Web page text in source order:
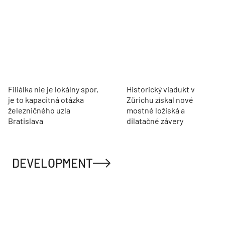
Filiálka nie je lokálny spor,
je to kapacitná otázka
železničného uzla
Bratislava
Historický viadukt v
Zürichu získal nové
mostné ložiská a
dilatačné závery
DEVELOPMENT